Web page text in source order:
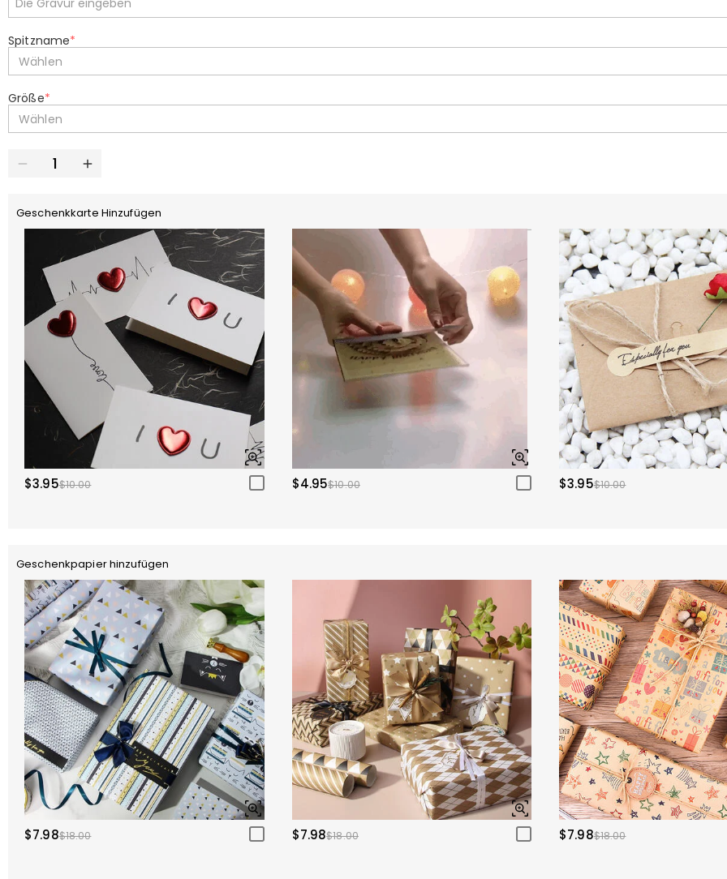
Spitzname*
Wählen
Größe*
Wählen
Geschenkkarte Hinzufügen
$3.95$10.00 $4.95$10.00 $3.95$10.00
Geschenkpapier hinzufügen
$7.98$18.00 $7.98$18.00 $7.98$18.00